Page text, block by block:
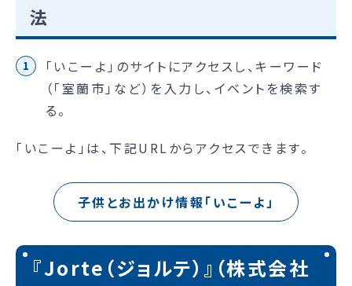
法
「いこーよ」のサイトにアクセスし、キーワード
（「室蘭市」など）を入力し、イベントを検索す
る。
「いこーよ」は、下記URLからアクセスできます。
子供とお出かけ情報「いこーよ」
『Jorte（ジョルテ）』（株式会社